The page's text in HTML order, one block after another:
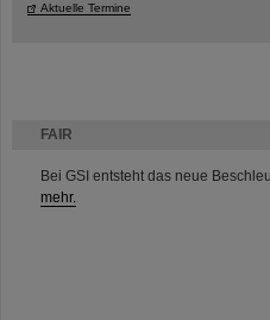
FAIR
Bei GSI entsteht das neue
mehr.
Aktuelle Termine